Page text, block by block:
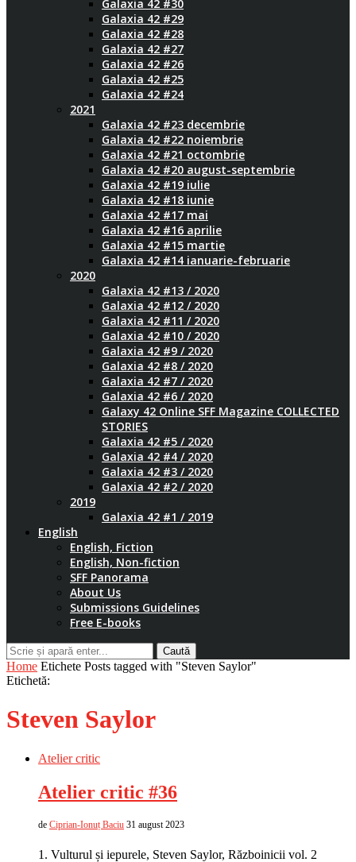
Galaxia 42 #30
Galaxia 42 #29
Galaxia 42 #28
Galaxia 42 #27
Galaxia 42 #26
Galaxia 42 #25
Galaxia 42 #24
2021
Galaxia 42 #23 decembrie
Galaxia 42 #22 noiembrie
Galaxia 42 #21 octombrie
Galaxia 42 #20 august-septembrie
Galaxia 42 #19 iulie
Galaxia 42 #18 iunie
Galaxia 42 #17 mai
Galaxia 42 #16 aprilie
Galaxia 42 #15 martie
Galaxia 42 #14 ianuarie-februarie
2020
Galaxia 42 #13 / 2020
Galaxia 42 #12 / 2020
Galaxia 42 #11 / 2020
Galaxia 42 #10 / 2020
Galaxia 42 #9 / 2020
Galaxia 42 #8 / 2020
Galaxia 42 #7 / 2020
Galaxia 42 #6 / 2020
Galaxy 42 Online SFF Magazine COLLECTED
STORIES
Galaxia 42 #5 / 2020
Galaxia 42 #4 / 2020
Galaxia 42 #3 / 2020
Galaxia 42 #2 / 2020
2019
Galaxia 42 #1 / 2019
English
English, Fiction
English, Non-fiction
SFF Panorama
About Us
Submissions Guidelines
Free E-books
Caută
Home Etichete Posts tagged with "Steven Saylor"
Etichetă:
Steven Saylor
Atelier critic
Atelier critic #36
de Ciprian-Ionuț Baciu 31 august 2023
1. Vulturul și iepurele, Steven Saylor, Războinicii vol. 2